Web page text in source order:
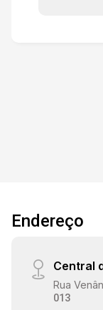
Endereço
Central
Rua
013